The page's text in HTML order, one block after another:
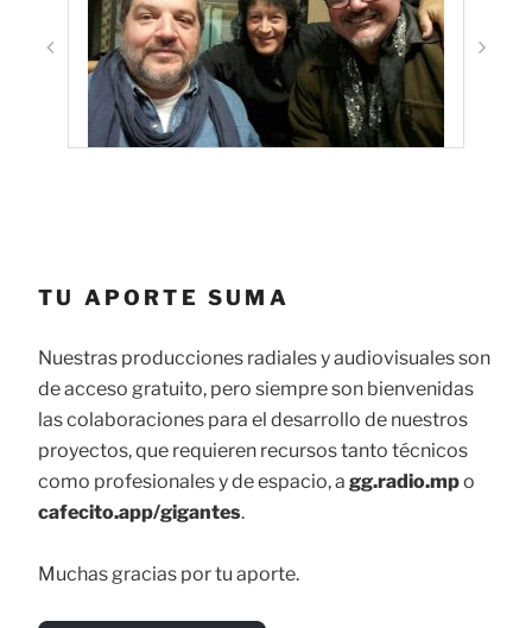
TU APORTE SUMA
Nuestras producciones radiales y audiovisuales son
de acceso gratuito, pero siempre son bienvenidas
las colaboraciones para el desarrollo de nuestros
proyectos, que requieren recursos tanto técnicos
como profesionales y de espacio, a gg.radio.mpo
cafecito.app/gigantes.
Muchas gracias por tu aporte.